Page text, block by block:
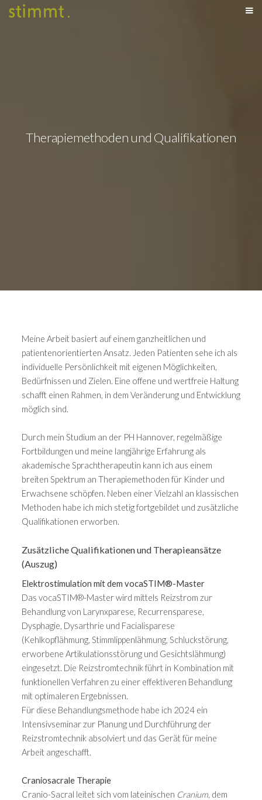
Therapiemethoden und Qualifikationen
Meine Arbeit basiert auf einem ganzheitlichen und
patientenorientierten Ansatz. Jeden Patienten sehe ich als
individuelle Persönlichkeit mit eigenen Möglichkeiten,
Bedürfnissen und Zielen. Eine offene und wertfreie Haltung
schafft einen Rahmen, in dem Veränderung und Entwicklung
möglich sind.
Durch mein Studium an der PH Hannover, regelmäßige
Fortbildungen und meine langjährige Erfahrung als
akademische Sprachtherapeutin kann ich aus einem
breiten Spektrum an Therapiemethoden für Kinder und
Erwachsene schöpfen. Neben einer Vielzahl an klassischen
Methoden habe ich mich stetig fortgebildet und zusätzliche
Qualifikationen erworben.
Zusätzliche Qualifikationen und Therapieansätze
(Auszug)
Elektrostimulation mit dem vocaSTIM®-Master
Das vocaSTIM®-Master wird mittels Reizstrom zur
Behandlung von Larynxparese, Recurrensparese,
Dysphagie, Dysarthrie und Facialisparese
(Kehlkopflähmung, Stimmlippenlähmung, Schluckstörung,
erworbene Artikulationsstörung und Gesichtslähmung)
eingesetzt. Die Reizstromtechnik führt in Kombination mit
funktionellen Verfahren zu einer effektiveren Behandlung
mit optimaleren Ergebnissen.
Für diese Behandlungsmethode habe ich 2024 ein
Intensivseminar zur Planung und Durchführung der
Reizstromtechnik absolviert und das Gerät für meine
Arbeit angeschafft.
Craniosacrale Therapie
Cranio-Sacral leitet sich vom lateinischen Cranium, dem